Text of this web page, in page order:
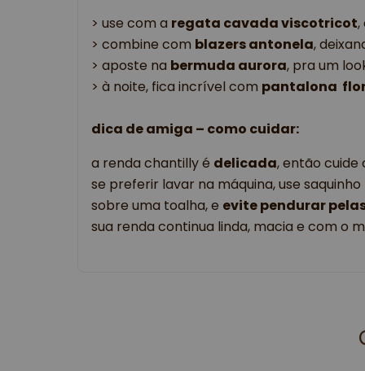
> use com a regata cavada viscotricot,
> combine com blazers antonela,
> aposte na bermuda aurora, pra um
> à noite, fica incrível com pantalona
dica de amiga – como cuidar:
a renda chantilly é delicada, então
se preferir lavar na máquina, use
sobre uma toalha, e evite pendurar
sua renda continua linda, macia e com o